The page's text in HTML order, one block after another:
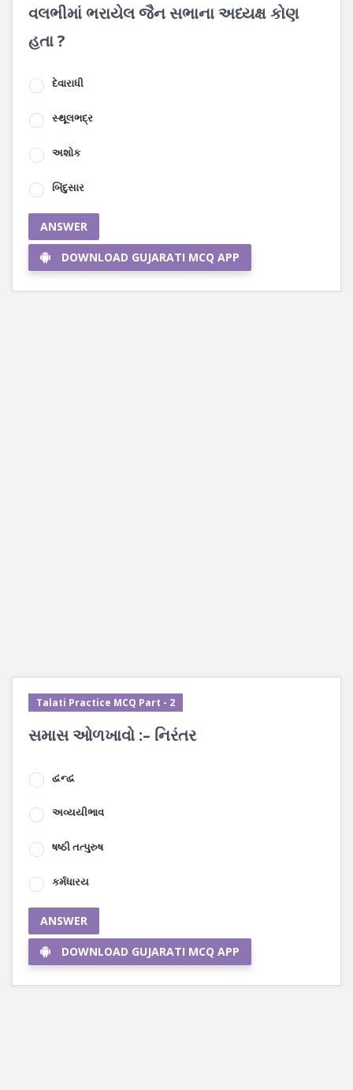
વલભીમાં ભરાયેલ જૈન સભાના અધ્યક્ષ કોણ
હતા ?
દેવારાધી
સ્થૂલભદ્ર
અશોક
બિંદુસાર
ANSWER
DOWNLOAD GUJARATI MCQ APP
Talati Practice MCQ Part - 2
સમાસ ઓળખાવો :– નિરંતર
દ્વન્દ્વ
અવ્યયીભાવ
ષષ્ઠી તત્પુરુષ
કર્મધારય
ANSWER
DOWNLOAD GUJARATI MCQ APP